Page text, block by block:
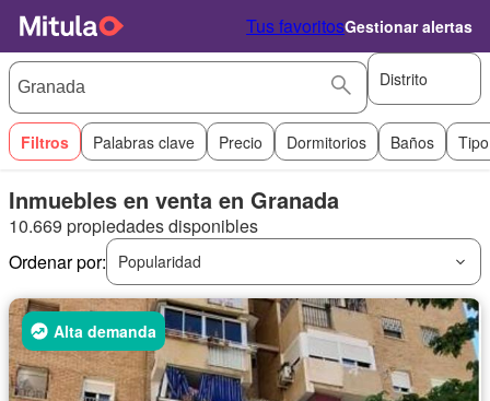
Tus favoritosGestionar alertas
Distrito
Filtros Palabras clave Precio Dormitorios Baños
Inmuebles en venta en Granada
10.669 propiedades disponibles
Ordenar por:
Popularidad
Alta demanda